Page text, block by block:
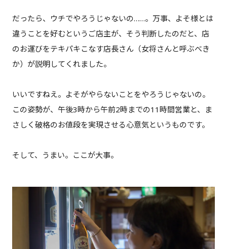
だったら、ウチでやろうじゃないの……。万事、よそ様とは
違うことを好むというご店主が、そう判断したのだと、店
のお運びをテキパキこなす店長さん（女将さんと呼ぶべき
か）が説明してくれました。
いいですねえ。よそがやらないことをやろうじゃないの。
この姿勢が、午後3時から午前2時までの11時間営業と、ま
さしく破格のお値段を実現させる心意気というものです。
そして、うまい。ここが大事。